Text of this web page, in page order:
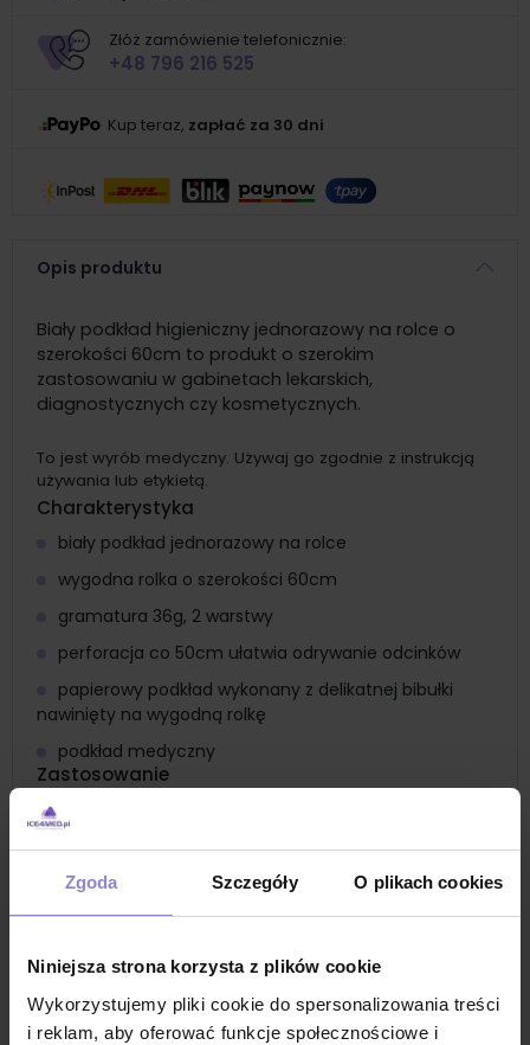
Zgoda Szczegóły O plikach cookies
Niniejsza strona korzysta z plików cookie
Wykorzystujemy pliki cookie do spersonalizowania treści
i reklam, aby oferować funkcje społecznościowe i
Złóż zamówienie telefonicznie:
+48 796 216 525
Kup teraz, zapłać za 30 dni
Opis produktu
Biały podkład higieniczny jednorazowy na rolce o
szerokości 60cm to produkt o szerokim
zastosowaniu w gabinetach lekarskich,
diagnostycznych czy kosmetycznych.
To jest wyrób medyczny. Używaj go zgodnie z instrukcją
używania lub etykietą.
Charakterystyka
biały podkład jednorazowy na rolce
wygodna rolka o szerokości 60cm
gramatura 36g, 2 warstwy
perforacja co 50cm ułatwia odrywanie odcinków
papierowy podkład wykonany z delikatnej bibułki
nawinięty na wygodną rolkę
podkład medyczny
Zastosowanie
materaca przed zanieczyszczeniami
podkład medyczny na kozetkę lekarską
podkład jednorazowy do masażu
podkład kosmetyczny jednorazowy